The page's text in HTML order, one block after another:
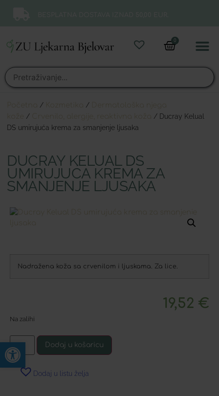
Open toolbar
0
/ /
/
/ Ducray Kelual
DS umirujuća krema za smanjenje ljusaka
DUCRAY KELUAL DS
UMIRUJUĆA KREMA ZA
SMANJENJE LJUSAKA
Nadražena koža sa crvenilom i ljuskama. Za lice.
19,52 €
Na zalihi
Dodaj u košaricu
Dodaj u listu želja